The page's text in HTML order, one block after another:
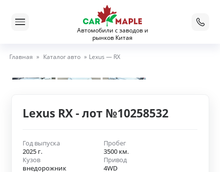
Автомобили с заводов и
рынков Китая
Главная » Каталог авто » Lexus — RX
Lexus RX - лот №10258532
Год выпуска
2025 г.
Пробег
3500 км.
Кузов
внедорожник
Привод
4WD